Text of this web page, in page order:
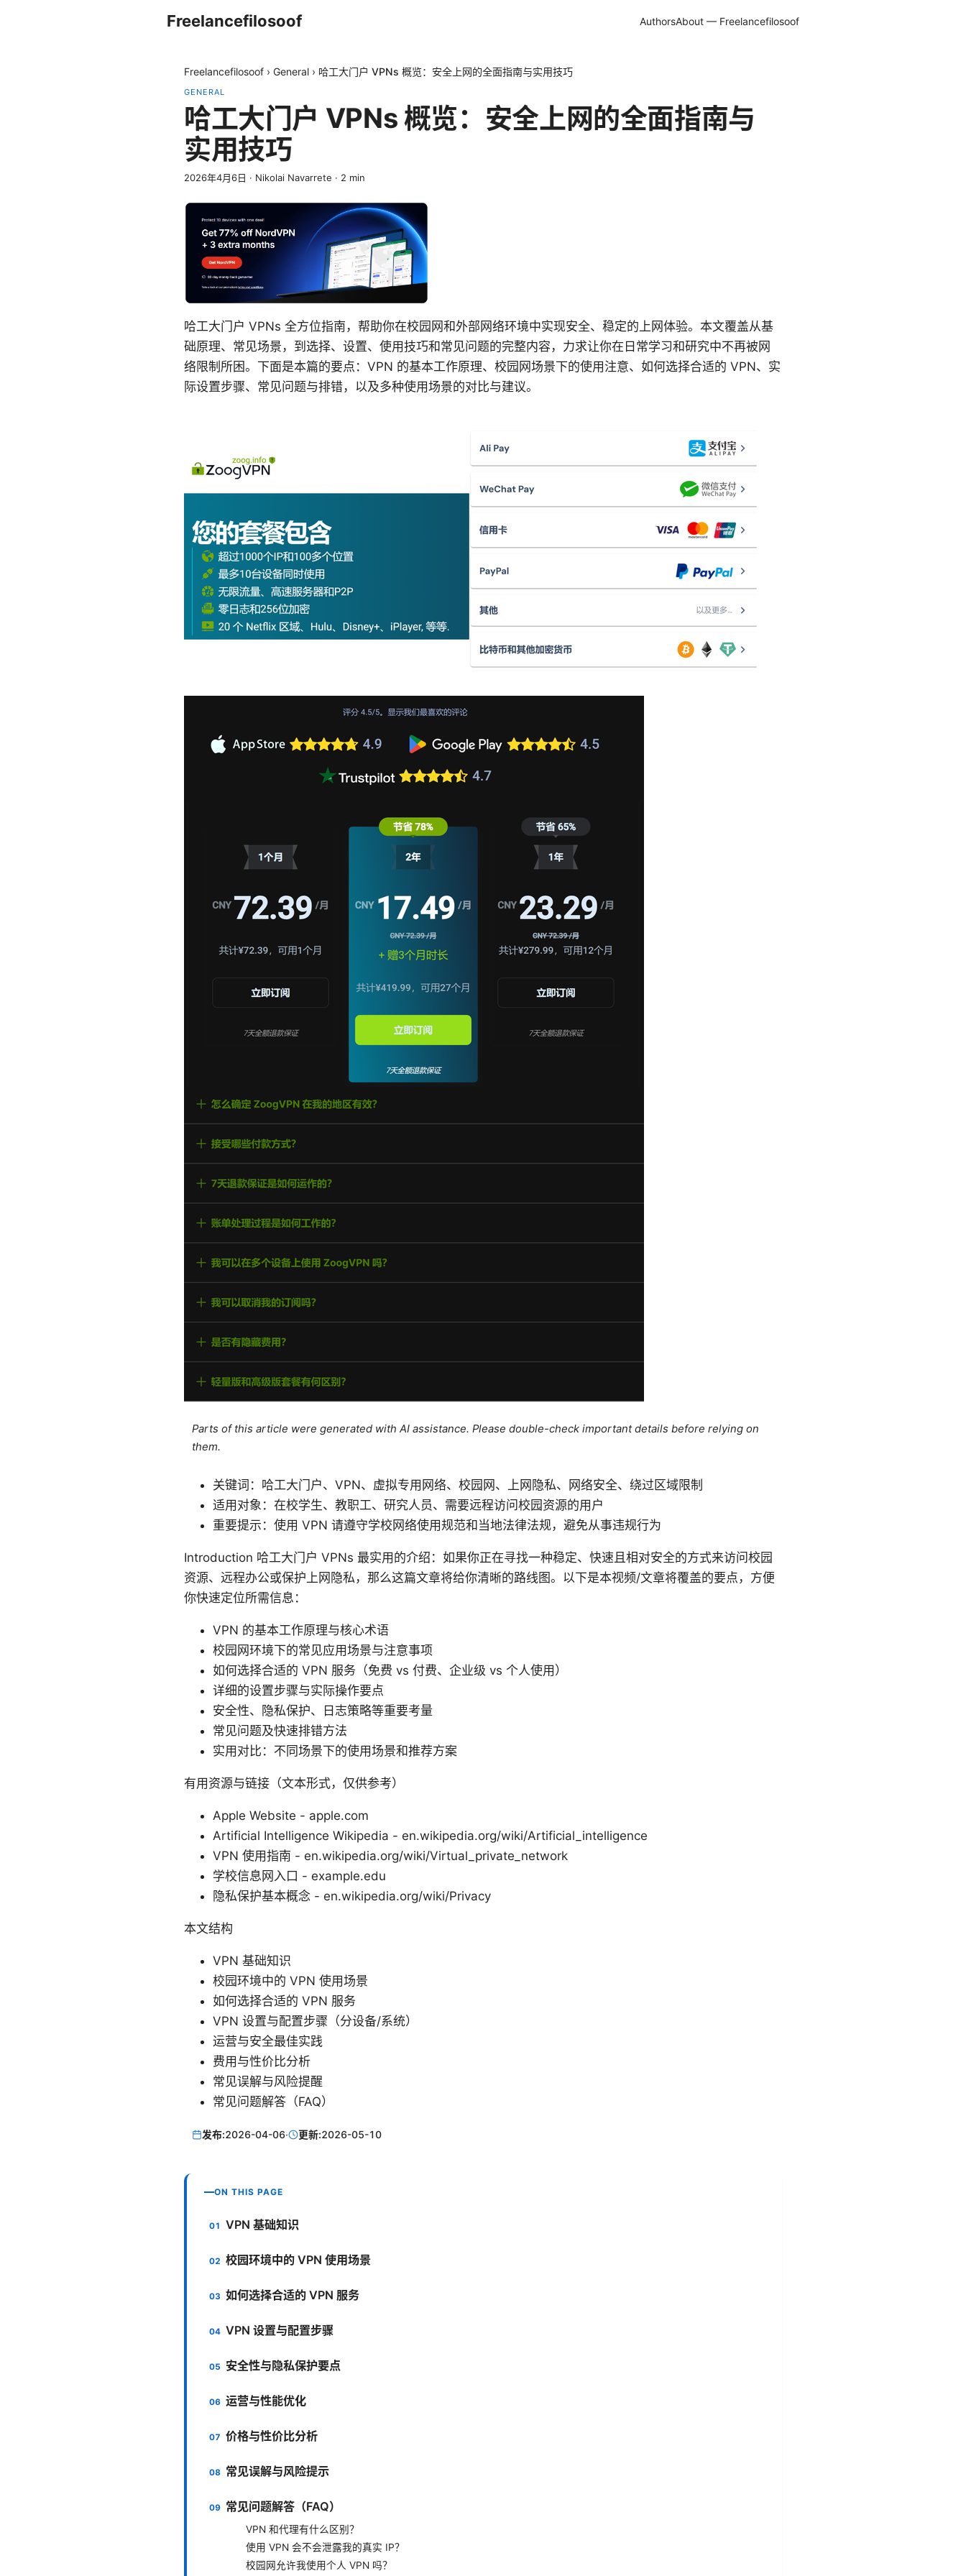
Freelancefilosoof AuthorsAbout — Freelancefilosoof
Freelancefilosoof › General › 哈工大门户 VPNs 概览：安全上网的全面指南与实用技巧
GENERAL
哈工大门户 VPNs 概览：安全上网的全面指南与
实用技巧
2026年4月6日 · Nikolai Navarrete · 2 min
哈工大门户 VPNs 全方位指南，帮助你在校园网和外部网络环境中实现安全、稳定的上网体验。本文覆盖从基
础原理、常见场景，到选择、设置、使用技巧和常见问题的完整内容，力求让你在日常学习和研究中不再被网
络限制所困。下面是本篇的要点：VPN 的基本工作原理、校园网场景下的使用注意、如何选择合适的 VPN、实
际设置步骤、常见问题与排错，以及多种使用场景的对比与建议。
Parts of this article were generated with AI assistance. Please double-check important details before relying on
them.
关键词：哈工大门户、VPN、虚拟专用网络、校园网、上网隐私、网络安全、绕过区域限制
适用对象：在校学生、教职工、研究人员、需要远程访问校园资源的用户
重要提示：使用 VPN 请遵守学校网络使用规范和当地法律法规，避免从事违规行为
Introduction 哈工大门户 VPNs 最实用的介绍：如果你正在寻找一种稳定、快速且相对安全的方式来访问校园
资源、远程办公或保护上网隐私，那么这篇文章将给你清晰的路线图。以下是本视频/文章将覆盖的要点，方便
你快速定位所需信息：
VPN 的基本工作原理与核心术语
校园网环境下的常见应用场景与注意事项
如何选择合适的 VPN 服务（免费 vs 付费、企业级 vs 个人使用）
详细的设置步骤与实际操作要点
安全性、隐私保护、日志策略等重要考量
常见问题及快速排错方法
实用对比：不同场景下的使用场景和推荐方案
有用资源与链接（文本形式，仅供参考）
Apple Website - apple.com
Artificial Intelligence Wikipedia - en.wikipedia.org/wiki/Artificial_intelligence
VPN 使用指南 - en.wikipedia.org/wiki/Virtual_private_network
学校信息网入口 - example.edu
隐私保护基本概念 - en.wikipedia.org/wiki/Privacy
本文结构
VPN 基础知识
校园环境中的 VPN 使用场景
如何选择合适的 VPN 服务
VPN 设置与配置步骤（分设备/系统）
运营与安全最佳实践
费用与性价比分析
常见误解与风险提醒
常见问题解答（FAQ）
发布:2026-04-06· 更新:2026-05-10
ON THIS PAGE
VPN 基础知识
校园环境中的 VPN 使用场景
如何选择合适的 VPN 服务
VPN 设置与配置步骤
安全性与隐私保护要点
运营与性能优化
价格与性价比分析
常见误解与风险提示
常见问题解答（FAQ）
VPN 和代理有什么区别？
使用 VPN 会不会泄露我的真实 IP？
校园网允许我使用个人 VPN 吗？